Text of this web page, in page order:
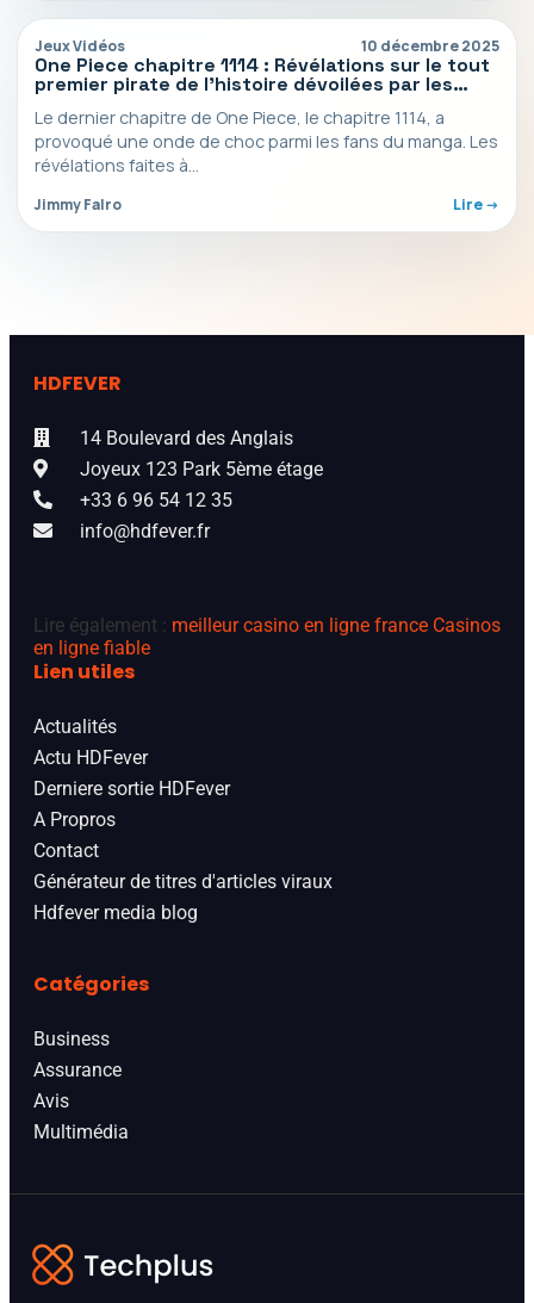
Jeux Vidéos 10 décembre 2025
One Piece chapitre 1114 : Révélations sur le tout
premier pirate de l’histoire dévoilées par les
spoilers !
Le dernier chapitre de One Piece, le chapitre 1114, a
provoqué une onde de choc parmi les fans du manga. Les
révélations faites à…
Jimmy Falro Lire ->
HDFEVER
14 Boulevard des Anglais
Joyeux 123 Park 5ème étage
+33 6 96 54 12 35
info@hdfever.fr
Lire également : meilleur casino en ligne france Casinos
en ligne fiable
Lien utiles
Actualités
Actu HDFever
Derniere sortie HDFever
A Propros
Contact
Générateur de titres d'articles viraux
Hdfever media blog
Catégories
Business
Assurance
Avis
Multimédia